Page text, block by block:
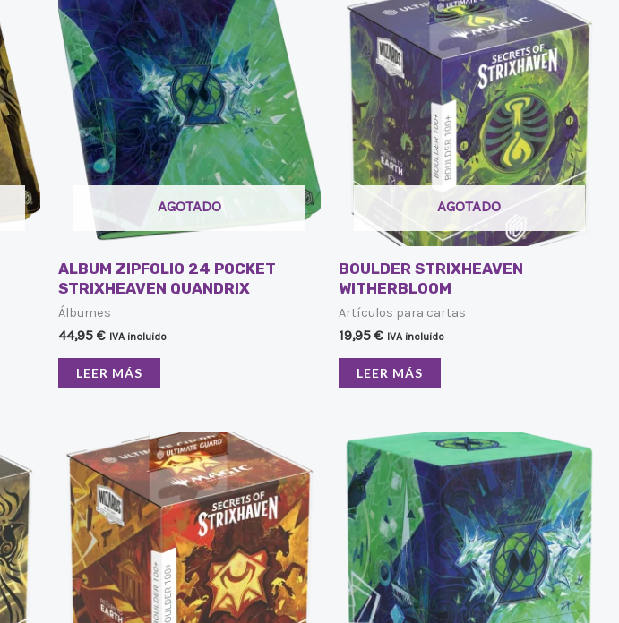
AGOTADO
ALBUM ZIPFOLIO 24 POCKET
STRIXHEAVEN QUANDRIX
Álbumes
44,95€ IVA incluido
LEER MÁS
AGOTADO
BOULDER STRIXHEAVEN
WITHERBLOOM
Artículos para cartas
19,95 € IVA incluido
LEER MÁS